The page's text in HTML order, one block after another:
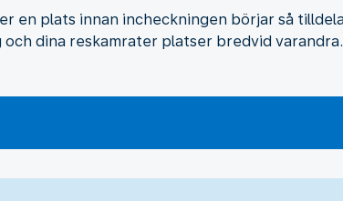
en plats innan incheckningen börjar så
dina reskamrater platser bredvid